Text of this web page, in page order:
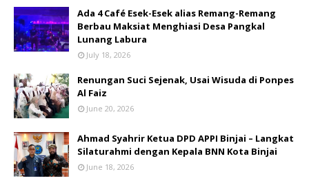
Ada 4 Café Esek-Esek alias Remang-Remang
Berbau Maksiat Menghiasi Desa Pangkal
Lunang Labura
July 18, 2026
Renungan Suci Sejenak, Usai Wisuda di Ponpes
Al Faiz
June 20, 2026
Ahmad Syahrir Ketua DPD APPI Binjai – Langkat
Silaturahmi dengan Kepala BNN Kota Binjai
June 18, 2026